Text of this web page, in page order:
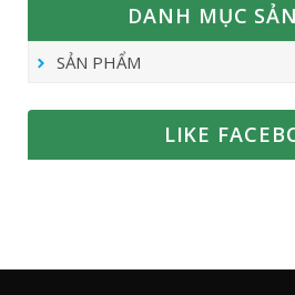
DANH MỤC
SẢN PHẨM
LIKE